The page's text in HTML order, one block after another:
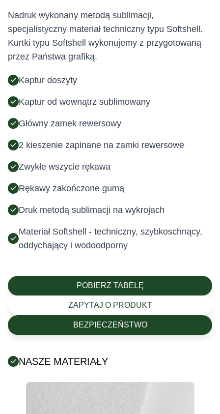
Nadruk wykonany metodą sublimacji,
specjalistyczny materiał techniczny typu Softshell.
Kurtki typu Softshell wykonujemy z przygotowaną
przez Państwa grafiką.
Kaptur doszyty
Kaptur od wewnątrz sublimowany
Główny zamek rewersowy
2 kieszenie zapinane na zamki rewersowe
Zwykłe wszycie rękawa
Rękawy zakończone gumą
Druk metodą sublimacji na wykrojach
Materiał Softshell - techniczny, szybkoschnący,
oddychający i wodoodporny
POBIERZ TABELĘ
ZAPYTAJ O PRODUKT
BEZPIECZEŃSTWO
szkodliwych substancji chemicznych).
NASZE MATERIAŁY